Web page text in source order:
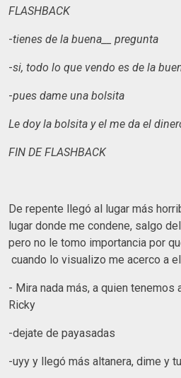
FLASHBACK
-tienes de la buena__ pregunta
-si, todo lo que vendo es de la
-pues dame una bolsita
Le doy la bolsita y el me da el
FIN DE FLASHBACK
De repente llegó al lugar más
lugar donde me condene, salgo
pero no le tomo importancia por
cuando lo visualizo me acerco a el
- Mira nada más, a quien tenemos
Ricky
-dejate de payasadas
-uyy y llegó más altanera, dime y